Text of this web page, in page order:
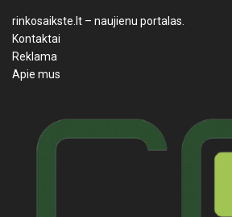
rinkosaikste.lt – naujienu portalas.
Kontaktai
Reklama
Apie mus